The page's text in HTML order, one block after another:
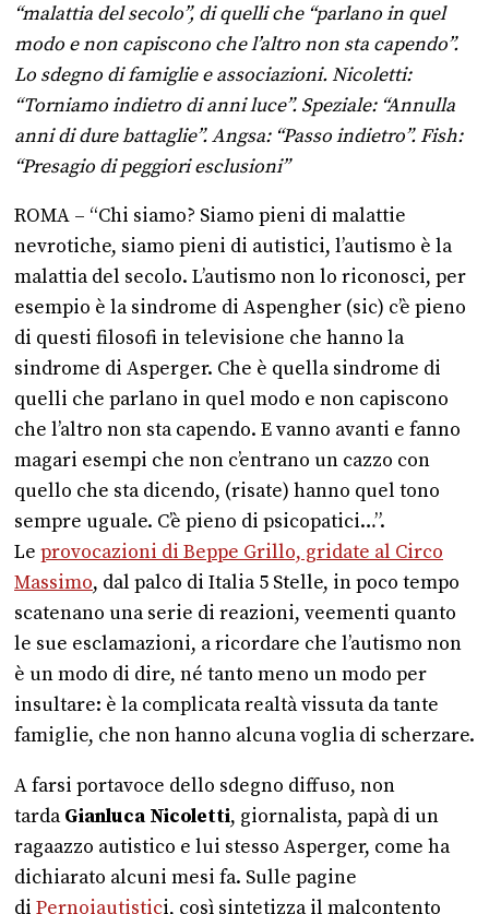
“malattia del secolo”, di quelli che “parlano in quel
modo e non capiscono che l’altro non sta capendo”.
Lo sdegno di famiglie e associazioni. Nicoletti:
“Torniamo indietro di anni luce”. Speziale: “Annulla
anni di dure battaglie”. Angsa: “Passo indietro”. Fish:
“Presagio di peggiori esclusioni”
ROMA – “Chi siamo? Siamo pieni di malattie
nevrotiche, siamo pieni di autistici, l’autismo è la
malattia del secolo. L’autismo non lo riconosci, per
esempio è la sindrome di Aspengher (sic) c’è pieno
di questi filosofi in televisione che hanno la
sindrome di Asperger. Che è quella sindrome di
quelli che parlano in quel modo e non capiscono
che l’altro non sta capendo. E vanno avanti e fanno
magari esempi che non c’entrano un cazzo con
quello che sta dicendo, (risate) hanno quel tono
sempre uguale. C’è pieno di psicopatici…”.
Le provocazioni di Beppe Grillo, gridate al Circo
Massimo, dal palco di Italia 5 Stelle, in poco tempo
scatenano una serie di reazioni, veementi quanto
le sue esclamazioni, a ricordare che l’autismo non
è un modo di dire, né tanto meno un modo per
insultare: è la complicata realtà vissuta da tante
famiglie, che non hanno alcuna voglia di scherzare.
A farsi portavoce dello sdegno diffuso, non
tardaGianluca Nicoletti, giornalista, papà di un
ragaazzo autistico e lui stesso Asperger, come ha
dichiarato alcuni mesi fa. Sulle pagine
di Pernoiautistici, così sintetizza il malcontento